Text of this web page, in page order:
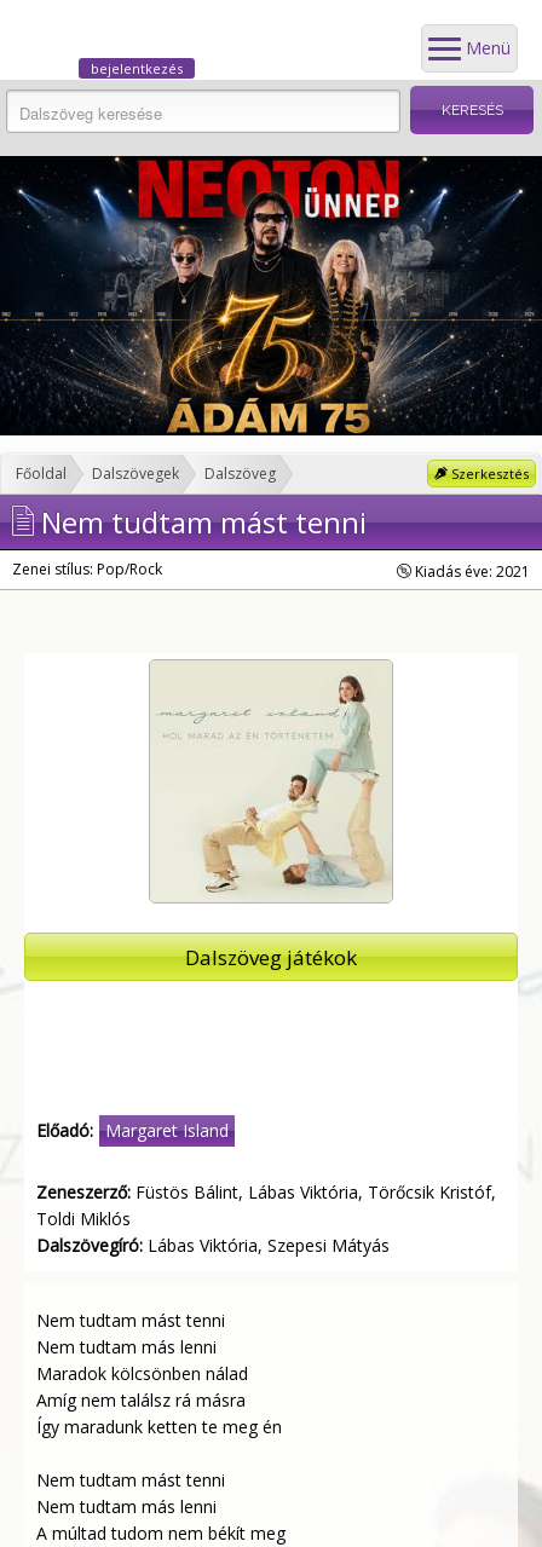
Menü
bejelentkezés
Szerkesztés
Főoldal Dalszövegek Dalszöveg
Nem tudtam mást tenni
Zenei stílus: Pop/Rock Kiadás éve: 2021
Dalszöveg játékok
Előadó: Margaret Island
Zeneszerző: Füstös Bálint, Lábas Viktória, Törőcsik Kristóf,
Toldi Miklós
Dalszövegíró: Lábas Viktória, Szepesi Mátyás
Nem tudtam mást tenni
Nem tudtam más lenni
Maradok kölcsönben nálad
Amíg nem találsz rá másra
Így maradunk ketten te meg én
Nem tudtam mást tenni
Nem tudtam más lenni
A múltad tudom nem békít meg